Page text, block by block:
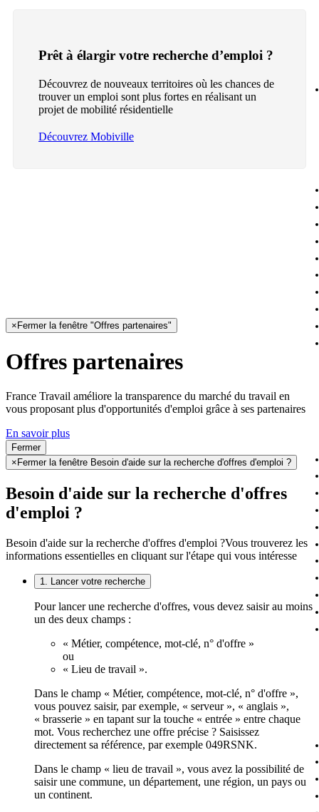
Prêt à élargir votre recherche d’emploi ?
Découvrez de nouveaux territoires où les chances de
trouver un emploi sont plus fortes en réalisant un
projet de mobilité résidentielle
Découvrez Mobiville
× Fermer la fenêtre "Offres partenaires"
Offres partenaires
France Travail améliore la transparence du marché du travail en
vous proposant plus d'opportunités d'emploi grâce à ses partenaires
En savoir plus
Fermer
× Fermer la fenêtre Besoin d'aide sur la recherche d'offres d'emploi ?
Besoin d'aide sur la recherche d'offres
d'emploi ?
Besoin d'aide sur la recherche d'offres d'emploi ?Vous trouverez les
informations essentielles en cliquant sur l'étape qui vous intéresse
1. Lancer votre recherche
Pour lancer une recherche d'offres, vous devez saisir au moins
un des deux champs :
« Métier, compétence, mot-clé, n° d'offre »
ou
« Lieu de travail ».
Dans le champ « Métier, compétence, mot-clé, n° d'offre »,
vous pouvez saisir, par exemple, « serveur », « anglais »,
« brasserie » en tapant sur la touche « entrée » entre chaque
mot. Vous recherchez une offre précise ? Saisissez
directement sa référence, par exemple 049RSNK.
Dans le champ « lieu de travail », vous avez la possibilité de
saisir une commune, un département, une région, un pays ou
un continent.